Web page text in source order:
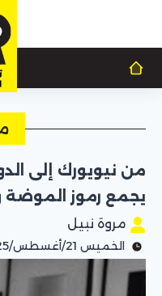
يجمع رموز الموضة
مروة نبيل
الخميس 21/أغسطس/2025 - 05:54 م